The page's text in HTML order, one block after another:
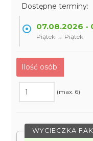
Dostępne terminy:
07.08.2026 -
Piątek → Piątek
Ilość osób:
(max. 6)
WYCIECZKA